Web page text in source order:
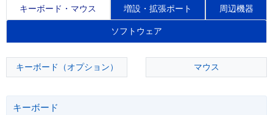
キーボード・マウス 増設・拡張ポート 周辺機器
ソフトウェア
キーボード（オプション） マウス
キーボード